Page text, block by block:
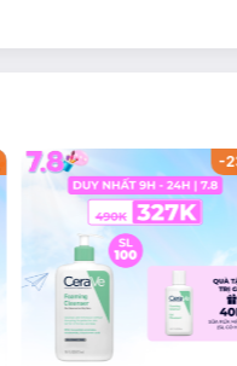
-